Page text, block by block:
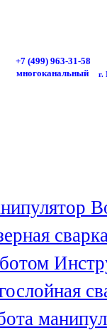
+7 (499) 963-31-58
многоканальный
г.